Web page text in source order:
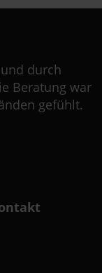
durch
Beratung war
gefühlt.